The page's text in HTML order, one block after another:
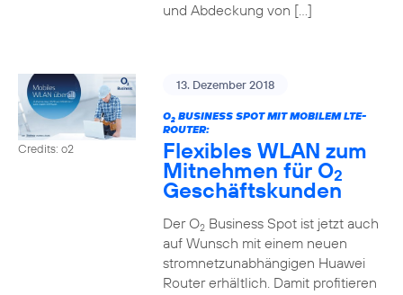
und Abdeckung von […]
Credits: o2
13. Dezember 2018
O2BUSINESS SPOT MIT MOBILEM LTE-
ROUTER:
Flexibles WLAN zum
Mitnehmen für O2
Geschäftskunden
Der O2Business Spot ist jetzt auch
auf Wunsch mit einem neuen
stromnetzunabhängigen Huawei
Router erhältlich. Damit profitieren